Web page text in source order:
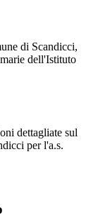
di Scandicci,
dell'Istituto
dettagliate sul
per l'a.s.